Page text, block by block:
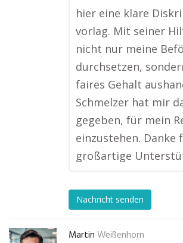
hier eine klare
vorlag. Mit seiner
nicht nur meine
durchsetzen,
faires Gehalt
Schmelzer hat mir
gegeben, für mein
einzustehen. Danke
großartige
Nachricht senden
Martin Weißenhorn